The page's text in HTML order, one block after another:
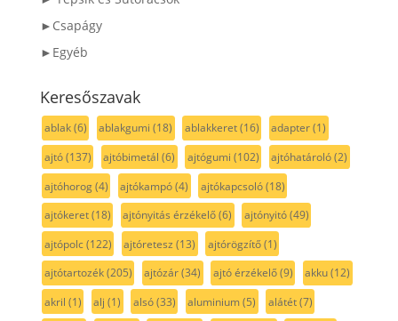
►Csapágy
►Egyéb
Keresőszavak
ablak(6) ablakgumi (18) ablakkeret(16) adapter(1)
ajtó(137) ajtóbimetál (6) ajtógumi (102) ajtóhatároló(2)
ajtóhorog(4) ajtókampó(4) ajtókapcsoló(18)
ajtókeret(18) ajtónyitás érzékelő(6) ajtónyitó(49)
ajtópolc(122) ajtóretesz (13) ajtórögzítő(1)
ajtótartozék(205) ajtózár(34) ajtó érzékelő(9) akku(12)
akril (1) alj (1) alsó(33) aluminium(5) alátét(7)